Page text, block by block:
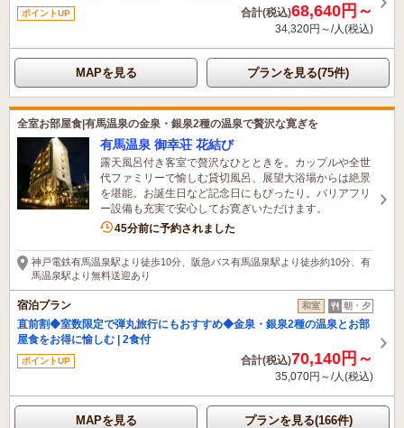
ポイントUP 合計(税込)68,640円～
34,320円～/人(税込)
MAPを見る プランを見る(75件)
全室お部屋食|有馬温泉の金泉・銀泉2種の温泉で贅沢な寛ぎを
有馬温泉 御幸荘 花結び
露天風呂付き客室で贅沢なひとときを。カップルや全世
代ファミリーで愉しむ貸切風呂、展望大浴場からは絶景
を堪能。お誕生日など記念日にもぴったり。バリアフリ
ー設備も充実で安心してお寛ぎいただけます。
6名がこの宿を見ています
45分前に予約されました
神戸電鉄有馬温泉駅より徒歩10分、阪急バス有馬温泉駅より徒歩約10分、有
馬温泉駅より無料送迎あり
宿泊プラン 和室 朝・夕
直前割◆室数限定で弾丸旅行にもおすすめ◆金泉・銀泉2種の温泉とお部
屋食をお得に愉しむ | 2食付
ポイントUP 合計(税込)70,140円～
35,070円～/人(税込)
MAPを見る プランを見る(166件)